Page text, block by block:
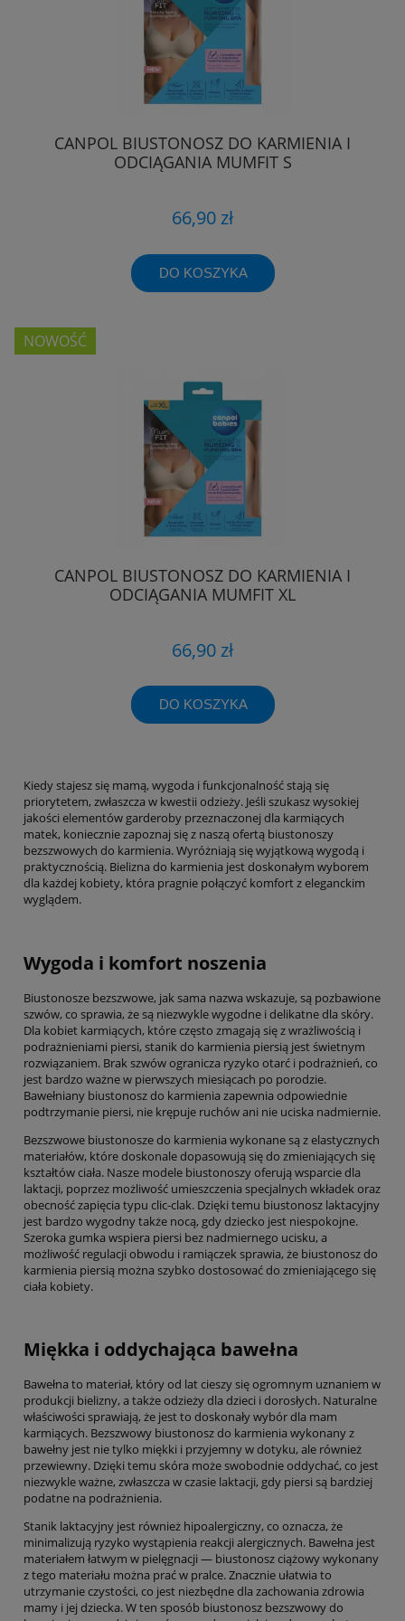
CANPOL BIUSTONOSZ DO KARMIENIA I
ODCIĄGANIA MUMFIT S
66,90 zł
DO KOSZYKA
CANPOL BIUSTONOSZ DO KARMIENIA I
ODCIĄGANIA MUMFIT XL
66,90 zł
DO KOSZYKA
NOWOŚĆ
Kiedy stajesz się mamą, wygoda i funkcjonalność stają się
priorytetem, zwłaszcza w kwestii odzieży. Jeśli szukasz wysokiej
jakości elementów garderoby przeznaczonej dla karmiących
matek, koniecznie zapoznaj się z naszą ofertą biustonoszy
bezszwowych do karmienia. Wyróżniają się wyjątkową wygodą i
praktycznością. Bielizna do karmienia jest doskonałym wyborem
dla każdej kobiety, która pragnie połączyć komfort z eleganckim
wyglądem.
Wygoda i komfort noszenia
Biustonosze bezszwowe, jak sama nazwa wskazuje, są pozbawione
szwów, co sprawia, że są niezwykle wygodne i delikatne dla skóry.
Dla kobiet karmiących, które często zmagają się z wrażliwością i
podrażnieniami piersi, stanik do karmienia piersią jest świetnym
rozwiązaniem. Brak szwów ogranicza ryzyko otarć i podrażnień, co
jest bardzo ważne w pierwszych miesiącach po porodzie.
Bawełniany biustonosz do karmienia zapewnia odpowiednie
podtrzymanie piersi, nie krępuje ruchów ani nie uciska nadmiernie.
Bezszwowe biustonosze do karmienia wykonane są z elastycznych
materiałów, które doskonale dopasowują się do zmieniających się
kształtów ciała. Nasze modele biustonoszy oferują wsparcie dla
laktacji, poprzez możliwość umieszczenia specjalnych wkładek oraz
obecność zapięcia typu clic-clak. Dzięki temu biustonosz laktacyjny
jest bardzo wygodny także nocą, gdy dziecko jest niespokojne.
Szeroka gumka wspiera piersi bez nadmiernego ucisku, a
możliwość regulacji obwodu i ramiączek sprawia, że biustonosz do
karmienia piersią można szybko dostosować do zmieniającego się
ciała kobiety.
Miękka i oddychająca bawełna
Bawełna to materiał, który od lat cieszy się ogromnym uznaniem w
produkcji bielizny, a także odzieży dla dzieci i dorosłych. Naturalne
właściwości sprawiają, że jest to doskonały wybór dla mam
karmiących. Bezszwowy biustonosz do karmienia wykonany z
bawełny jest nie tylko miękki i przyjemny w dotyku, ale również
przewiewny. Dzięki temu skóra może swobodnie oddychać, co jest
niezwykle ważne, zwłaszcza w czasie laktacji, gdy piersi są bardziej
podatne na podrażnienia.
Stanik laktacyjny jest również hipoalergiczny, co oznacza, że
minimalizują ryzyko wystąpienia reakcji alergicznych. Bawełna jest
materiałem łatwym w pielęgnacji — biustonosz ciążowy wykonany
z tego materiału można prać w pralce. Znacznie ułatwia to
utrzymanie czystości, co jest niezbędne dla zachowania zdrowia
mamy i jej dziecka. W ten sposób biustonosz bezszwowy do